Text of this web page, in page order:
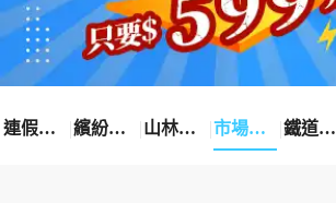
連假卡位趣 繽紛花漾季 山林輕旅行 市場最低價 鐵道觀光之旅